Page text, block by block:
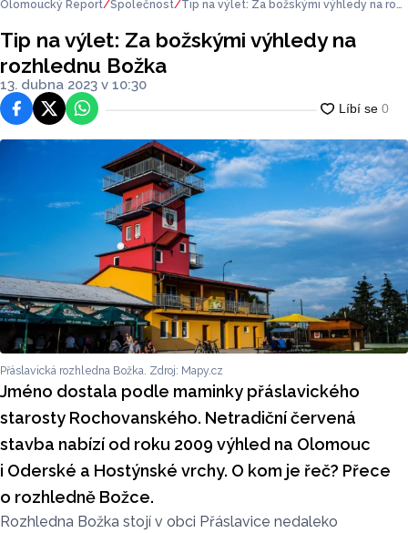
Olomoucký Report Společnost
Tip na výlet: Za božskými výhledy na roz
Tip na výlet: Za božskými výhledy na
rozhlednu Božka
13. dubna 2023 v 10:30
FacebookPlatforma X
WhatsApp
Přáslavická rozhledna Božka. Zdroj: Mapy.cz
Jméno dostala podle maminky přáslavického
starosty Rochovanského. Netradiční červená
stavba nabízí od roku 2009 výhled na Olomouc
i Oderské a Hostýnské vrchy. O kom je řeč? Přece
o rozhledně Božce.
Rozhledna Božka stojí v obci Přáslavice nedaleko